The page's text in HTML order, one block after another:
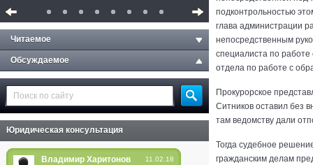
Читаемое
Обсуждаемое
Юридическая консультация
11.02.18
Владимир Харитонов
подконтрольностью
глава администрации
непосредственным
специалиста по
отдела по работе с
Прокурорское
Ситников оставил без
там ведомству дали
Тогда судебное
гражданским делам